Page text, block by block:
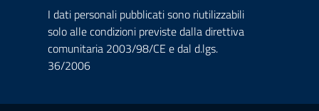
I dati personali pubblicati sono riutilizzabili
solo alle condizioni previste dalla direttiva
comunitaria 2003/98/CE e dal d.lgs.
36/2006